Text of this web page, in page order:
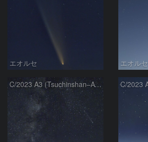
エオルセ エオルセ
C/2023 A3 (Tsuchinshan–ATLAS)と天の川